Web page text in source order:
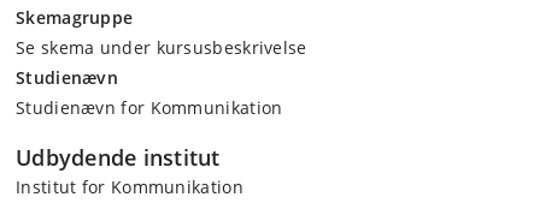
Skemagruppe
Se skema under kursusbeskrivelse
Studienævn
Studienævn for Kommunikation
Udbydende institut
Institut for Kommunikation